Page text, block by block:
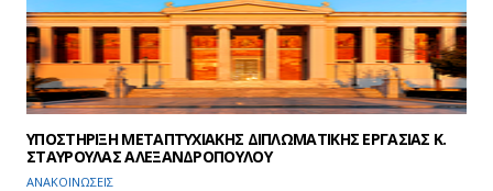
ΥΠΟΣΤΗΡΙΞΗ ΜΕΤΑΠΤΥΧΙΑΚΗΣ ΔΙΠΛΩΜΑΤΙΚΗΣ ΕΡΓΑΣΙΑΣ Κ.
ΣΤΑΥΡΟΥΛΑΣ ΑΛΕΞΑΝΔΡΟΠΟΥΛΟΥ
ΑΝΑΚΟΙΝΩΣΕΙΣ